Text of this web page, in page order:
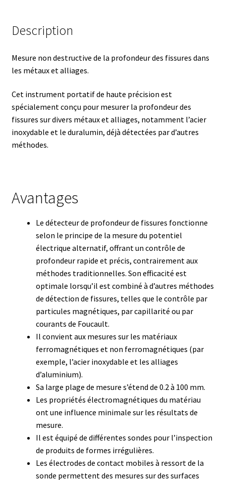
Certificats de calibration de température
Collecteur de fractions
Compteur de colonies
Conditions générales de vente
Connectique d’occasion
Consommable – Cryogénie
Consommable – Culture
Consommable – Distribution de liquides
Consommable – Divers
Consommable – Protection (gants, masque,…)
Consommables
Contact
Contrôle
Cultures de microorganismes anaérobes et microaérobes
Description
Mesure non destructive de la profondeur des fissures dans
les métaux et alliages.
Cet instrument portatif de haute précision est
spécialement conçu pour mesurer la profondeur des
fissures sur divers métaux et alliages, notamment l’acier
inoxydable et le duralumin, déjà détectées par d’autres
méthodes.
Avantages
Le détecteur de profondeur de fissures fonctionne
selon le principe de la mesure du potentiel
électrique alternatif, offrant un contrôle de
profondeur rapide et précis, contrairement aux
méthodes traditionnelles. Son efficacité est
optimale lorsqu’il est combiné à d’autres méthodes
de détection de fissures, telles que le contrôle par
particules magnétiques, par capillarité ou par
courants de Foucault.
Il convient aux mesures sur les matériaux
ferromagnétiques et non ferromagnétiques (par
exemple, l’acier inoxydable et les alliages
d’aluminium).
Sa large plage de mesure s’étend de 0.2 à 100 mm.
Les propriétés électromagnétiques du matériau
ont une influence minimale sur les résultats de
mesure.
Il est équipé de différentes sondes pour l’inspection
de produits de formes irrégulières.
Les électrodes de contact mobiles à ressort de la
sonde permettent des mesures sur des surfaces